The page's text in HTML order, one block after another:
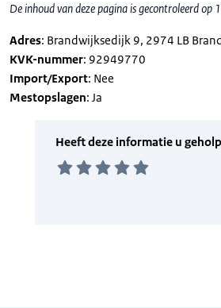
De inhoud van deze pagina is gecontroleerd op
Adres: Brandwijksedijk 9, 2974 LB
KVK-nummer: 92949770
Import/Export: Nee
Mestopslagen: Ja